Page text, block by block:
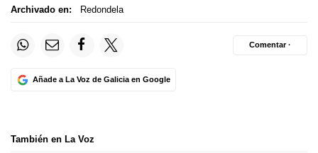
Archivado en: Redondela
Añade a La Voz de Galicia en Google
Comentar ·
También en La Voz